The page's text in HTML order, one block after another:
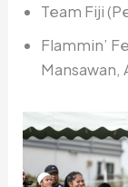
Team Fiji
Flammin’
Mansawan,